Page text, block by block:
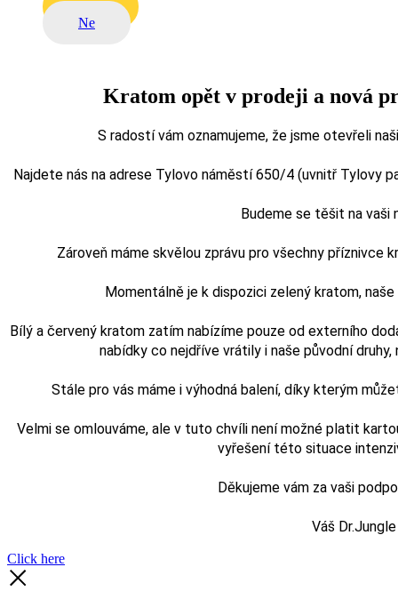
Ne
Kratom opět v prodeji a nová
S radostí vám oznamujeme, že jsme otevřeli
Najdete nás na adrese Tylovo náměstí 650/4 (uvnitř Tylovy
Budeme se těšit na vaši
Zároveň máme skvělou zprávu pro všechny příznivce
Momentálně je k dispozici zelený kratom,
Bílý a červený kratom zatím nabízíme pouze od externího
nabídky co nejdříve vrátily i naše původní
Stále pro vás máme i výhodná balení, díky kterým
Velmi se omlouváme, ale v tuto chvíli není možné platit
vyřešení této situace
Děkujeme vám za vaši
Váš
Click here